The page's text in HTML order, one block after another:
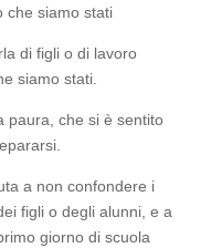
che siamo stati
di figli o di lavoro
siamo stati.
paura, che si è sentito
a non confondere i
figli o degli alunni, e a
giorno di scuola